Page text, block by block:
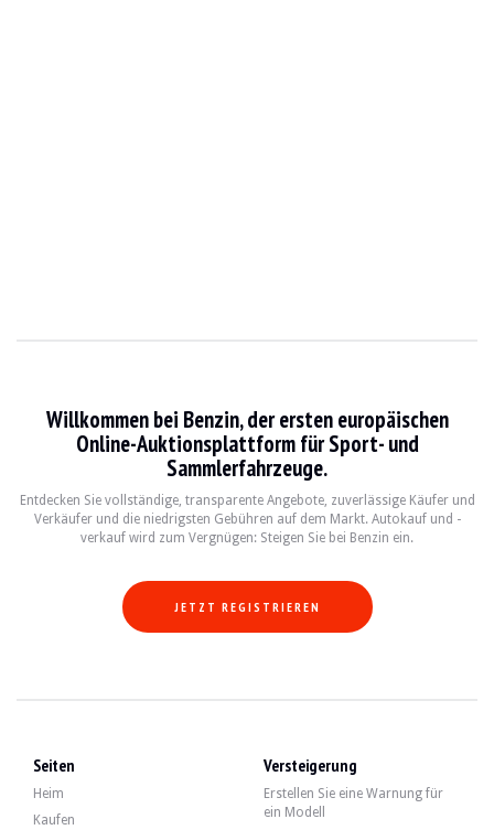
Willkommen bei Benzin, der ersten europäischen
Online-Auktionsplattform für Sport- und
Sammlerfahrzeuge.
Entdecken Sie vollständige, transparente Angebote, zuverlässige Käufer und
Verkäufer und die niedrigsten Gebühren auf dem Markt. Autokauf und -
verkauf wird zum Vergnügen: Steigen Sie bei Benzin ein.
JETZT REGISTRIEREN
Seiten
Heim
Kaufen
Versteigerung
Erstellen Sie eine Warnung für
ein Modell